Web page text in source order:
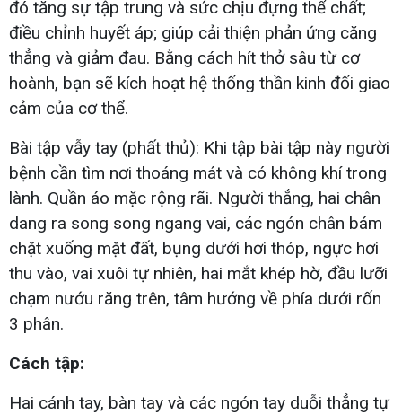
đó tăng sự tập trung và sức chịu đựng thể chất;
điều chỉnh huyết áp; giúp cải thiện phản ứng căng
thẳng và giảm đau. Bằng cách hít thở sâu từ cơ
hoành, bạn sẽ kích hoạt hệ thống thần kinh đối giao
cảm của cơ thể.
Bài tập vẫy tay (phất thủ): Khi tập bài tập này người
bệnh cần tìm nơi thoáng mát và có không khí trong
lành. Quần áo mặc rộng rãi. Người thẳng, hai chân
dang ra song song ngang vai, các ngón chân bám
chặt xuống mặt đất, bụng dưới hơi thóp, ngực hơi
thu vào, vai xuôi tự nhiên, hai mắt khép hờ, đầu lưỡi
chạm nướu răng trên, tâm hướng về phía dưới rốn
3 phân.
Cách tập:
Hai cánh tay, bàn tay và các ngón tay duỗi thẳng tự